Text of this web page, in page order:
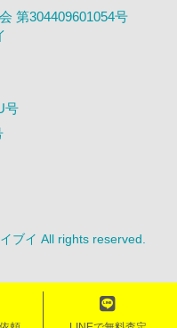
第304409601054号
号
ブイ All rights reserved.